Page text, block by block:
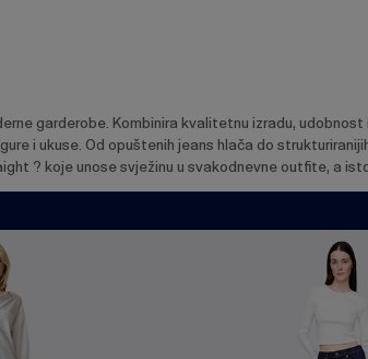
garderobe. Kombinira kvalitetnu izradu,
i ukuse. Od opuštenih jeans hlača do
? koje unose svježinu u svakodnevne outfite, a